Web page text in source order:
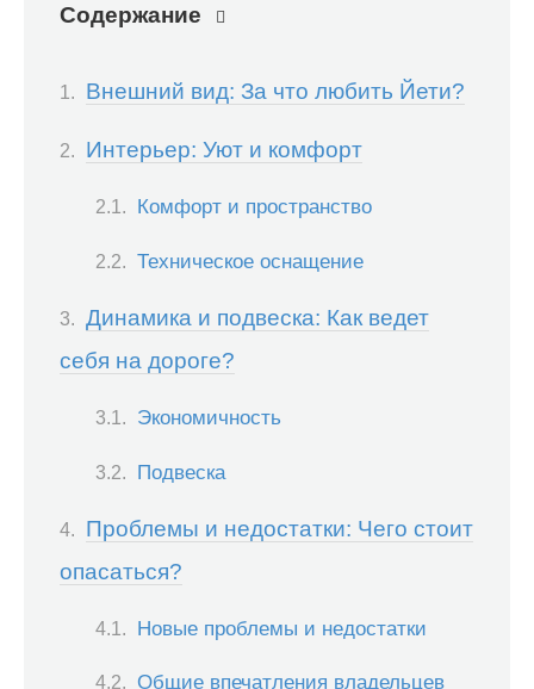
Содержание
Внешний вид: За что любить Йети?
Интерьер: Уют и комфорт
Комфорт и пространство
Техническое оснащение
Динамика и подвеска: Как ведет
себя на дороге?
Экономичность
Подвеска
Проблемы и недостатки: Чего стоит
опасаться?
Новые проблемы и недостатки
Общие впечатления владельцев